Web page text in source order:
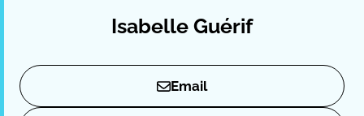
Isabelle Guérif
Email